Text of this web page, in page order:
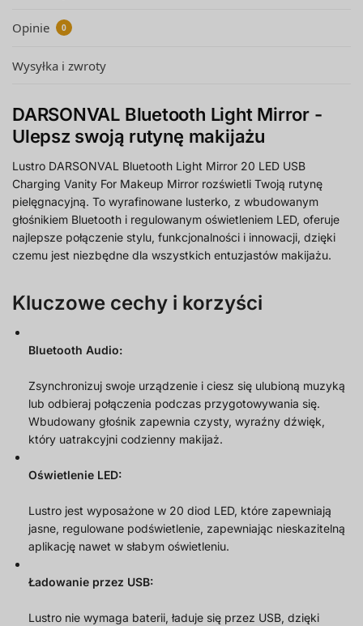
Opinie 0
Wysyłka i zwroty
DARSONVAL Bluetooth Light Mirror -
Ulepsz swoją rutynę makijażu
Lustro DARSONVAL Bluetooth Light Mirror 20 LED USB
Charging Vanity For Makeup Mirror rozświetli Twoją rutynę
pielęgnacyjną. To wyrafinowane lusterko, z wbudowanym
głośnikiem Bluetooth i regulowanym oświetleniem LED, oferuje
najlepsze połączenie stylu, funkcjonalności i innowacji, dzięki
czemu jest niezbędne dla wszystkich entuzjastów makijażu.
Kluczowe cechy i korzyści
Bluetooth Audio:
Zsynchronizuj swoje urządzenie i ciesz się ulubioną muzyką
lub odbieraj połączenia podczas przygotowywania się.
Wbudowany głośnik zapewnia czysty, wyraźny dźwięk,
który uatrakcyjni codzienny makijaż.
Oświetlenie LED:
Lustro jest wyposażone w 20 diod LED, które zapewniają
jasne, regulowane podświetlenie, zapewniając nieskazitelną
aplikację nawet w słabym oświetleniu.
Ładowanie przez USB:
Lustro nie wymaga baterii, ładuje się przez USB, dzięki